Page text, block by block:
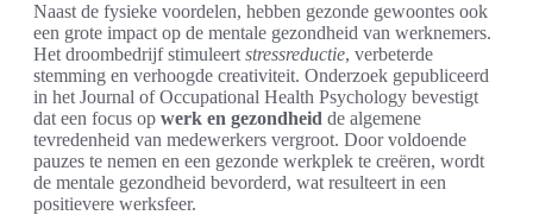
Naast de fysieke voordelen, hebben gezonde gewoontes ook
een grote impact op de mentale gezondheid van werknemers.
Het droombedrijf stimuleert stressreductie, verbeterde
stemming en verhoogde creativiteit. Onderzoek gepubliceerd
in het Journal of Occupational Health Psychology bevestigt
dat een focus op werk en gezondheid de algemene
tevredenheid van medewerkers vergroot. Door voldoende
pauzes te nemen en een gezonde werkplek te creëren, wordt
de mentale gezondheid bevorderd, wat resulteert in een
positievere werksfeer.